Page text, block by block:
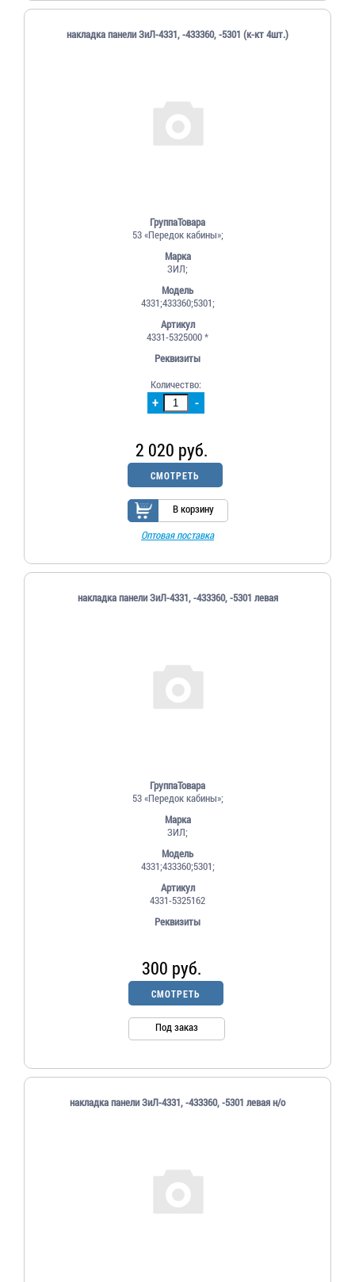
накладка панели ЗиЛ-4331, -433360, -5301 (к-кт 4шт.)
ГруппаТовара
53 «Передок кабины»;
Марка
ЗИЛ;
Модель
4331;433360;5301;
Артикул
4331-5325000 *
Реквизиты
+ -
Количество:
2 020 руб.
СМОТРЕТЬ
В корзину
Оптовая поставка
накладка панели ЗиЛ-4331, -433360, -5301 левая
ГруппаТовара
53 «Передок кабины»;
Марка
ЗИЛ;
Модель
4331;433360;5301;
Артикул
4331-5325162
Реквизиты
300 руб.
СМОТРЕТЬ
Под заказ
накладка панели ЗиЛ-4331, -433360, -5301 левая н/о